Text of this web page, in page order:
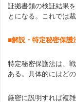
証拠書類の検証結果
とになる。これでは
■解説・特定秘密保護
特定秘密保護法は、
ある。具体的にはど
厳密に説明すれば複